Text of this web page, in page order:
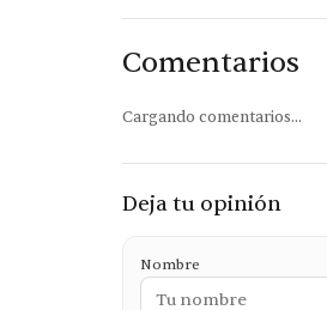
Comentarios
Cargando comentarios...
Deja tu opinión
Nombre